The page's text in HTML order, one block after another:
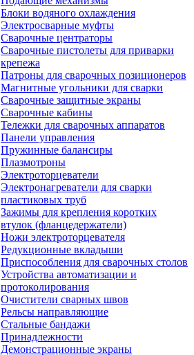
Блоки водяного охлаждения
Электросварные муфты
Сварочные центраторы
Сварочные пистолеты для приварки
крепежа
Патроны для сварочных позиционеров
Магнитные угольники для сварки
Сварочные защитные экраны
Сварочные кабины
Тележки для сварочных аппаратов
Панели управления
Пружинные балансиры
Плазмотроны
Электроторцеватели
Электронагреватели для сварки
пластиковых труб
Зажимы для крепления коротких
втулок (фланцедержатели)
Ножи электроторцевателя
Редукционные вкладыши
Приспособления для сварочных столов
Устройства автоматизации и
протоколирования
Очистители сварных швов
Рельсы направляющие
Стальные бандажи
Принадлежности
Демонстрационные экраны